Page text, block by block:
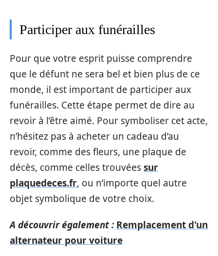
Participer aux funérailles
Pour que votre esprit puisse comprendre
que le défunt ne sera bel et bien plus de ce
monde, il est important de participer aux
funérailles. Cette étape permet de dire au
revoir à l’être aimé. Pour symboliser cet acte,
n’hésitez pas à acheter un cadeau d’au
revoir, comme des fleurs, une plaque de
décès, comme celles trouvéessur
plaquedeces.fr, ou n’importe quel autre
objet symbolique de votre choix.
A découvrir également : Remplacement d'un
alternateur pour voiture